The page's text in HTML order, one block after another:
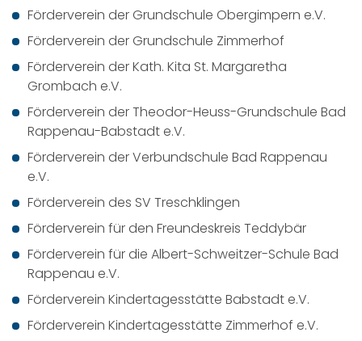
Förderverein der Grundschule Obergimpern e.V.
Förderverein der Grundschule Zimmerhof
Förderverein der Kath. Kita St. Margaretha
Grombach e.V.
Förderverein der Theodor-Heuss-Grundschule Bad
Rappenau-Babstadt e.V.
Förderverein der Verbundschule Bad Rappenau
e.V.
Förderverein des SV Treschklingen
Förderverein für den Freundeskreis Teddybär
Förderverein für die Albert-Schweitzer-Schule Bad
Rappenau e.V.
Förderverein Kindertagesstätte Babstadt e.V.
Förderverein Kindertagesstätte Zimmerhof e.V.